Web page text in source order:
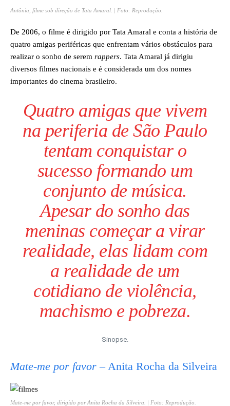
Antônia , filme sob direção de Tata Amaral. | Foto: Reprodução.
De 2006, o filme é dirigido por Tata Amaral e conta a história de
quatro amigas periféricas que enfrentam vários obstáculos para
realizar o sonho de serem rappers. Tata Amaral já dirigiu
diversos filmes nacionais e é considerada um dos nomes
importantes do cinema brasileiro.
Quatro amigas que vivem
na periferia de São Paulo
tentam conquistar o
sucesso formando um
conjunto de música.
Apesar do sonho das
meninas começar a virar
realidade, elas lidam com
a realidade de um
cotidiano de violência,
machismo e pobreza.
Sinopse.
Mate-me por favor – Anita Rocha da Silveira
Mate-me por favor, dirigido por Anita Rocha da Silveira. | Foto: Reprodução.